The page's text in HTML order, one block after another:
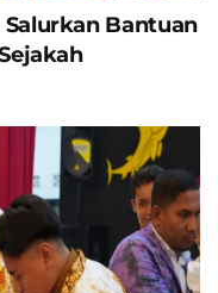
Salurkan Bantuan